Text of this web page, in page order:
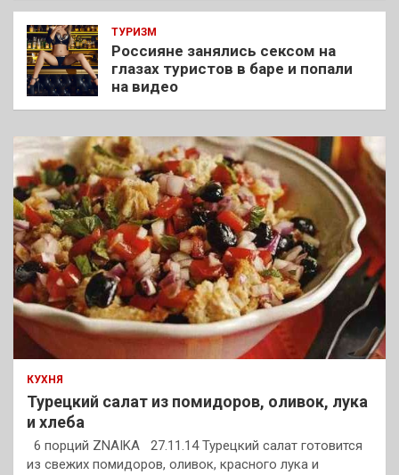
ТУРИЗМ
Россияне занялись сексом на
глазах туристов в баре и попали
на видео
КУХНЯ
Турецкий салат из помидоров, оливок, лука
и хлеба
6 порций ZNAIKA 27.11.14 Турецкий салат готовится
из свежих помидоров, оливок, красного лука и